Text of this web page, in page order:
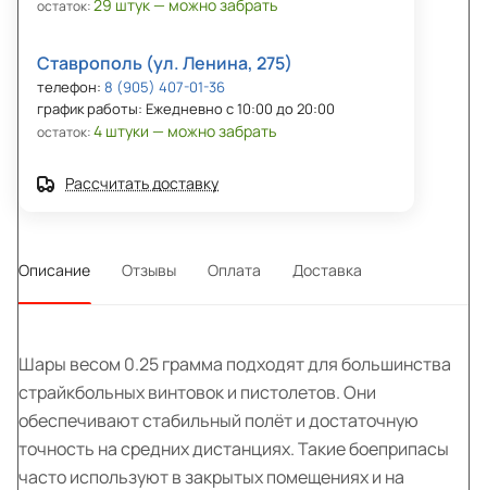
остаток:29 штук — можно забрать
Ставрополь (ул. Ленина, 275)
телефон: 8 (905) 407-01-36
график работы: Ежедневно с 10:00 до 20:00
остаток:4 штуки — можно забрать
Рассчитать доставку
Описание Отзывы Оплата Доставка
Шары весом 0.25 грамма подходят для большинства
страйкбольных винтовок и пистолетов. Они
обеспечивают стабильный полёт и достаточную
точность на средних дистанциях. Такие боеприпасы
часто используют в закрытых помещениях и на